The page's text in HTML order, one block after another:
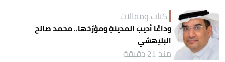
كتاب ومقالات
وداعًا أديبَ المدينةِ ومؤرّخها.. محمد صالح
البليهشي
منذ 21 دقيقة